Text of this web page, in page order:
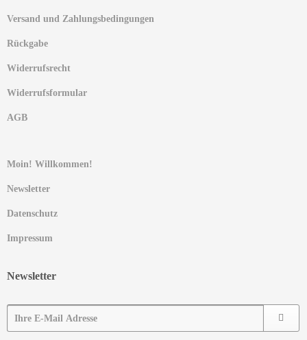
Versand und Zahlungsbedingungen
Rückgabe
Widerrufsrecht
Widerrufsformular
AGB
Moin! Willkommen!
Newsletter
Datenschutz
Impressum
Newsletter